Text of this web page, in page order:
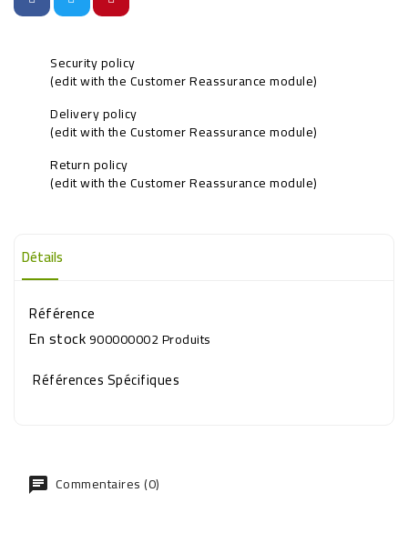
Security policy
(edit with the Customer Reassurance module)
Delivery policy
(edit with the Customer Reassurance module)
Return policy
(edit with the Customer Reassurance module)
Détails
Référence
En stock900000002 Produits
Références Spécifiques
Commentaires (0)